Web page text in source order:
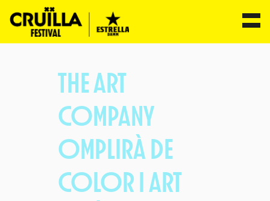
THE ART
COMPANY
OMPLIRÀ DE
COLOR I ART